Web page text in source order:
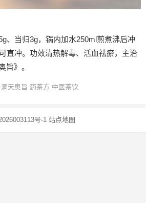
、当归3g，锅内加水250ml煎煮沸后冲
直冲。功效清热解毒、活血祛瘀，主治
旨》。
洞天奥旨 药茶方 中医茶饮
号-1 站点地图